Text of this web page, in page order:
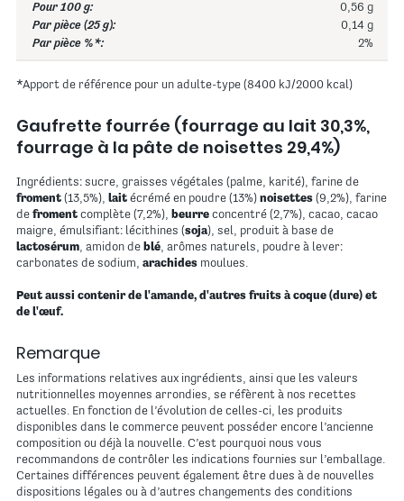
0,56 g
0,14 g
2%
*Apport de référence pour un adulte-type (8400 kJ/2000 kcal)
Gaufrette fourrée (fourrage au lait 30,3%,
fourrage à la pâte de noisettes 29,4%)
Ingrédients: sucre, graisses végétales (palme, karité), farine de
froment (13,5%), lait écrémé en poudre (13%) noisettes (9,2%), farine
de froment complète (7,2%), beurre concentré (2,7%), cacao, cacao
maigre, émulsifiant: lécithines (soja), sel, produit à base de
lactosérum, amidon de blé, arômes naturels, poudre à lever:
carbonates de sodium, arachides moulues.
Peut aussi contenir de l'amande, d'autres fruits à coque (dure) et
de l'œuf.
Remarque
Les informations relatives aux ingrédients, ainsi que les valeurs
nutritionnelles moyennes arrondies, se réfèrent à nos recettes
actuelles. En fonction de l’évolution de celles-ci, les produits
disponibles dans le commerce peuvent posséder encore l’ancienne
composition ou déjà la nouvelle. C’est pourquoi nous vous
recommandons de contrôler les indications fournies sur l’emballage.
Certaines différences peuvent également être dues à de nouvelles
dispositions légales ou à d’autres changements des conditions